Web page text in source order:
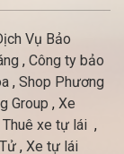
Vụ Bảo
, Công ty bảo
, Shop Phương
Group , Xe
Thuê xe tự lái ,
, Xe tự lái